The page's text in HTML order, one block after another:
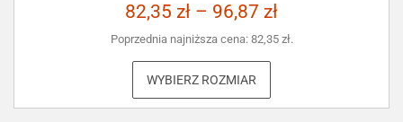
82,35 zł – 96,87 zł
Poprzednia najniższa cena: 82,35 zł.
WYBIERZ ROZMIAR